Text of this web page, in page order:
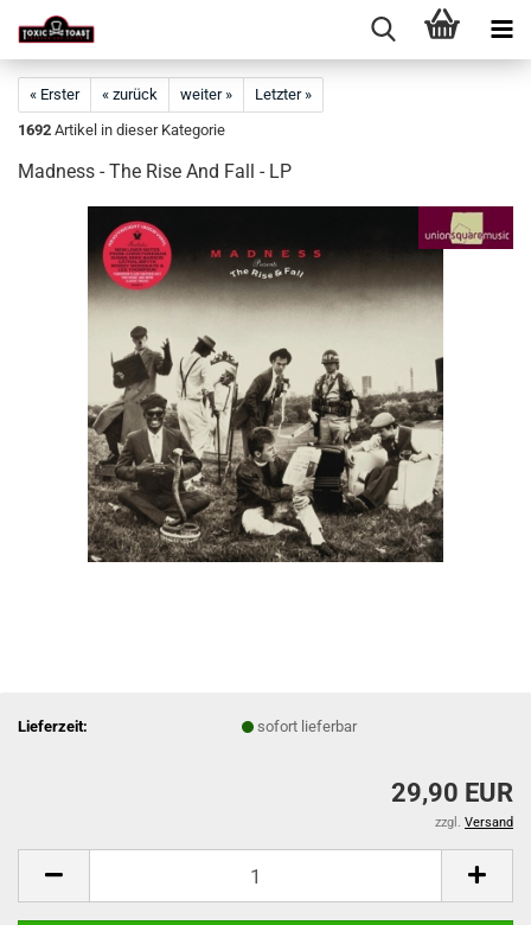
« Erster « zurück weiter »
Letzter »
1692 Artikel in dieser Kategorie
Madness - The Rise And Fall - LP
Lieferzeit: sofort lieferbar
29,90 EUR
zzgl. Versand